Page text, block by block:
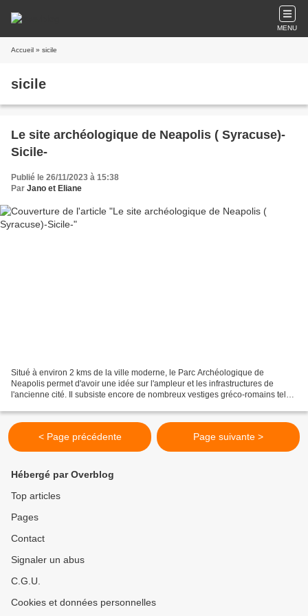
MENU
Accueil » sicile
sicile
Le site archéologique de Neapolis ( Syracuse)-
Sicile-
Publié le 26/11/2023 à 15:38
Par Jano et Eliane
Situé à environ 2 kms de la ville moderne, le Parc Archéologique de
Neapolis permet d'avoir une idée sur l'ampleur et les infrastructures de
l'ancienne cité. Il subsiste encore de nombreux vestiges gréco-romains tels
< Page précédente Page suivante >
Hébergé par Overblog
Top articles
Pages
Contact
Signaler un abus
C.G.U.
Cookies et données personnelles